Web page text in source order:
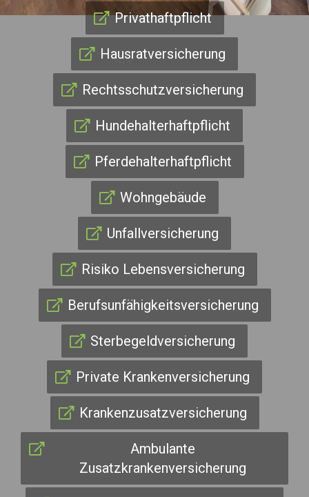
Privathaftpflicht
Hausratversicherung
Rechtsschutzversicherung
Hundehalterhaftpflicht
Pferdehalterhaftpflicht
Wohngebäude
Unfallversicherung
Risiko Lebensversicherung
Berufsunfähigkeitsversicherung
Sterbegeldversicherung
Private Krankenversicherung
Krankenzusatzversicherung
Ambulante
Zusatzkrankenversicherung